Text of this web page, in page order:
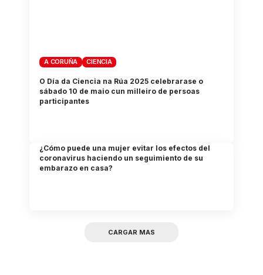
A CORUÑA CIENCIA
O Día da Ciencia na Rúa 2025 celebrarase o
sábado 10 de maio cun milleiro de persoas
participantes
¿Cómo puede una mujer evitar los efectos del
coronavirus haciendo un seguimiento de su
embarazo en casa?
CARGAR MAS